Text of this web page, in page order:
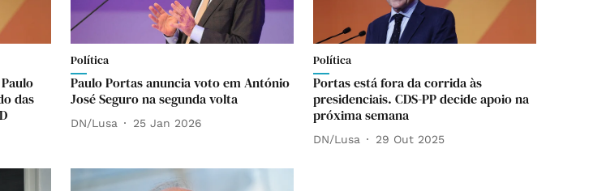
das
Política
Paulo Portas anuncia voto em António
José Seguro na segunda volta
DN/Lusa 25 Jan 2026
Política
Portas está fora da corrida às
presidenciais. CDS-PP decide apoio na
próxima semana
DN/Lusa 29 Out 2025